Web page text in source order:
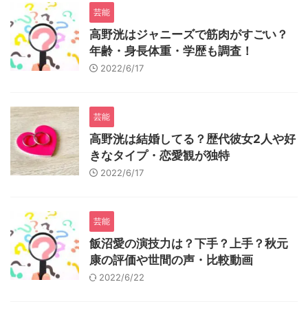
芸能
高野洸はジャニーズで筋肉がすごい？
年齢・身長体重・学歴も調査！
2022/6/17
芸能
高野洸は結婚してる？歴代彼女2人や好
きなタイプ・恋愛観が独特
2022/6/17
芸能
飯沼愛の演技力は？下手？上手？秋元
康の評価や世間の声・比較動画
2022/6/22